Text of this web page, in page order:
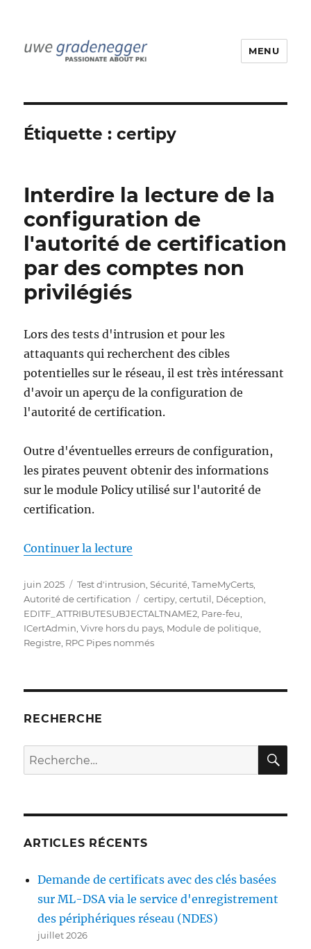
MENU
Étiquette :certipy
Interdire la lecture de la
configuration de
l'autorité de certification
par des comptes non
privilégiés
Lors des tests d'intrusion et pour les
attaquants qui recherchent des cibles
potentielles sur le réseau, il est très intéressant
d'avoir un aperçu de la configuration de
l'autorité de certification.
Outre d'éventuelles erreurs de configuration,
les pirates peuvent obtenir des informations
sur le module Policy utilisé sur l'autorité de
certification.
Continuer la lecture
Publié
le
juin 2025 Catégories
Test d'intrusion ,Sécurité ,TameMyCerts
Autorité de certification
Étiquettes
certipy ,certutil Déception
EDITF_ATTRIBUTESUBJECTALTNAME2 Pare-feu
ICertAdmin ,Vivre hors du pays Module de politique
Registre RPC Pipes nommés
RECHERCHE
Recherche
pour :
ARTICLES RÉCENTS
Demande de certificats avec des clés basées
sur ML-DSA via le service d'enregistrement
des périphériques réseau (NDES)
juillet 2026